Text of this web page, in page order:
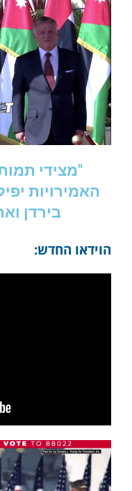
"מצידי
האמירויות
בירדן
הוידאו החדש: